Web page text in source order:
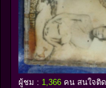
ผู้ชม : 1,366 คน สนใจติ